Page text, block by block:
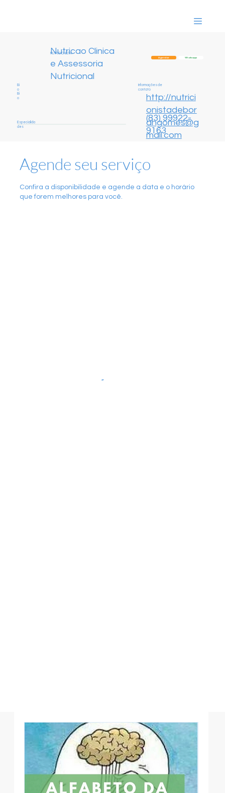
Agendar
NUTRICIONISTA
Nutricao Clinica
e Assessoria
Nutricional
Whatsapp
Bi
o
Bi
o
Especialida
des
http://nutrici
onistadebor
ahgomes@g
mail.com
(83) 99922-
9163
Informações de
contato
Agende seu serviço
Confira a disponibilidade e agende a data e o horário
que forem melhores para você.